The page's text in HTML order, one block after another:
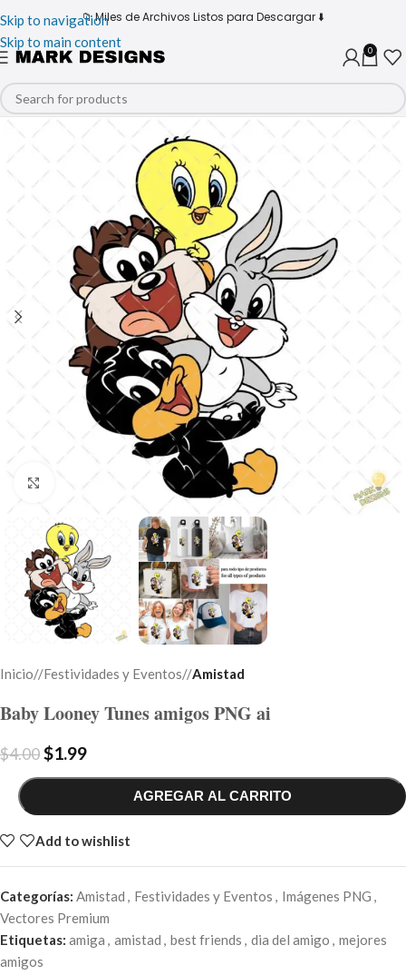
Skip to navigation
Skip to main content
📁 Miles de Archivos Listos para Descargar ⬇️
0
Inicio/ Festividades y Eventos/ Amistad
Baby Looney Tunes amigos PNG ai
$4.00$1.99
AGREGAR AL CARRITO
Add to wishlist
Categorías: Amistad , Festividades y Eventos , Imágenes PNG ,
Vectores Premium
Etiquetas: amiga , amistad , best friends , dia del amigo , mejores
amigos